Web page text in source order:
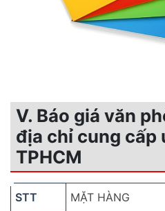
V. Báo giá văn
địa chỉ cung cấp
TPHCM
STT MẶT HÀNG